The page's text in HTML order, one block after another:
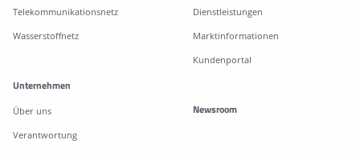
Telekommunikationsnetz
Wasserstoffnetz
Dienstleistungen
Marktinformationen
Kundenportal
Unternehmen
Über uns
Verantwortung
Newsroom